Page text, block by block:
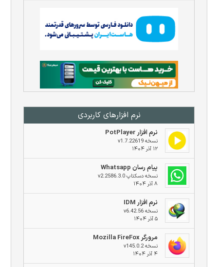
نرم افزار‌های کاربردی
نرم افزار PotPlayer
نسخه v1.7.22619
۱۲ آذر ۱۴۰۴
پیام رسان Whatsapp
نسخه دسکتاپ v2.2586.3.0
۸ آذر ۱۴۰۴
نرم افزار IDM
نسخه v6.42.56
۵ آذر ۱۴۰۴
مرورگر Mozilla FireFox
نسخه v145.0.2
۴ آذر ۱۴۰۴